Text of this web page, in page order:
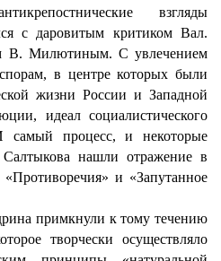
взгляды
с даровитым критиком Вал.
В. Милютиным. С увлечением
в центре которых были
жизни России и Западной
идеал социалистического
самый процесс, и некоторые
нашли отражение в
«Противоречия» и «Запутанное
примкнули к тому течению
творчески осуществляло